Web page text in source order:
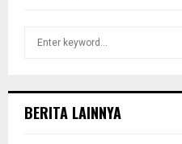
h
BERITA LAINNYA